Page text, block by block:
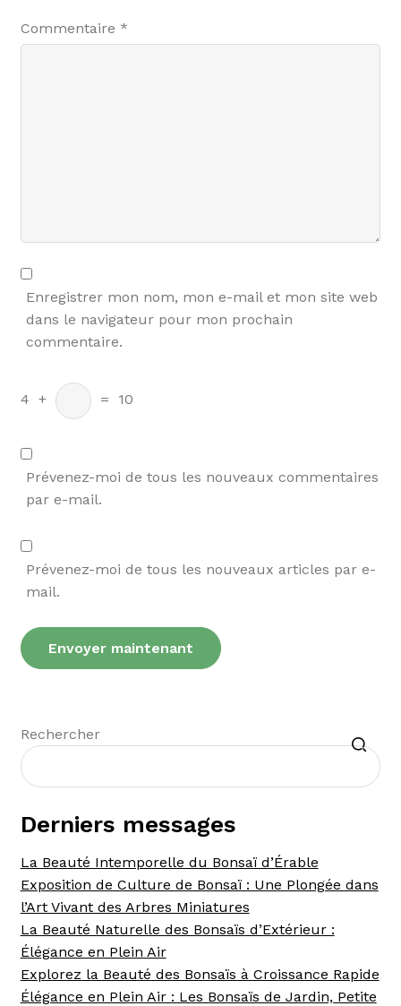
Commentaire *
Enregistrer mon nom, mon e-mail et mon site web
dans le navigateur pour mon prochain
commentaire.
4 + = 10
Prévenez-moi de tous les nouveaux commentaires
par e-mail.
Prévenez-moi de tous les nouveaux articles par e-
mail.
Rechercher
Recherche
Derniers messages
La Beauté Intemporelle du Bonsaï d’Érable
Exposition de Culture de Bonsaï : Une Plongée dans
l’Art Vivant des Arbres Miniatures
La Beauté Naturelle des Bonsaïs d’Extérieur :
Élégance en Plein Air
Explorez la Beauté des Bonsaïs à Croissance Rapide
Élégance en Plein Air : Les Bonsaïs de Jardin, Petite